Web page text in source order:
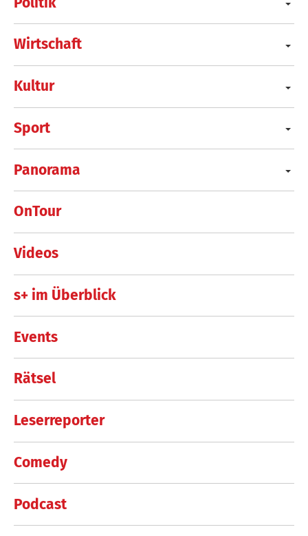
Wirtschaft
Kultur
Sport
Panorama
OnTour
Videos
s+ im Überblick
Events
Rätsel
Leserreporter
Comedy
Podcast